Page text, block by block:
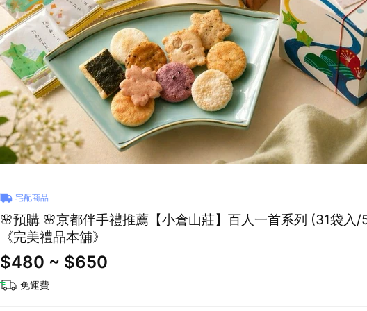
宅配商品
🌸預購 🌸京都伴手禮推薦【小倉山莊】百人一首系列 (31袋入
《完美禮品本舖》
$480 ~ $650
免運費